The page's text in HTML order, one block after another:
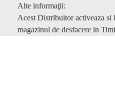
Alte informaţii:
Acest Distribuitor activeaza si
magazinul de desfacere in